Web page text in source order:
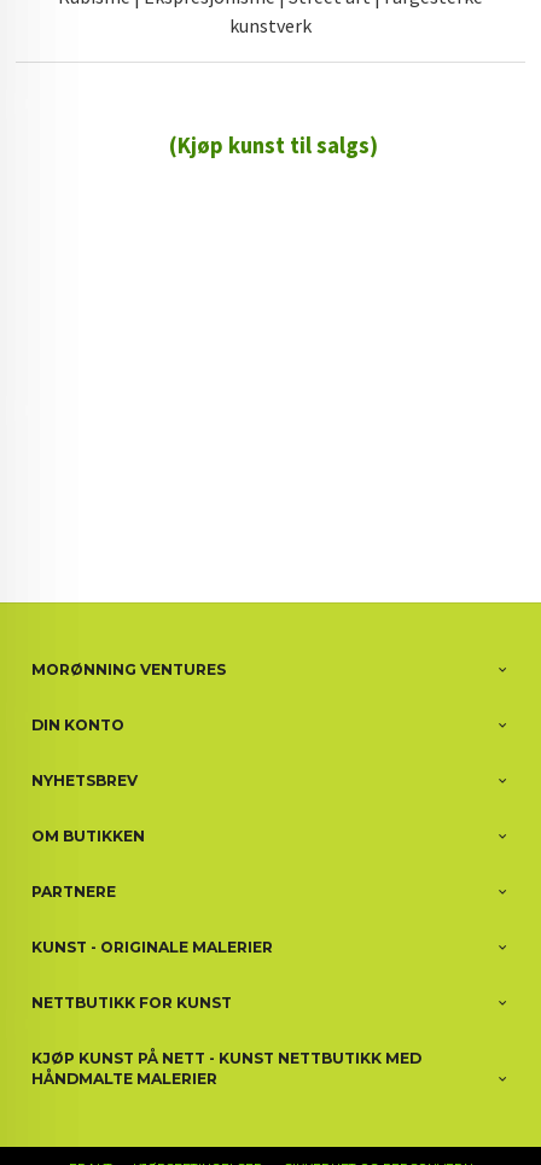
kunstverk
(Kjøp kunst til salgs)
MORØNNING VENTURES
DIN KONTO
NYHETSBREV
OM BUTIKKEN
PARTNERE
KUNST - ORIGINALE MALERIER
NETTBUTIKK FOR KUNST
KJØP KUNST PÅ NETT - KUNST NETTBUTIKK MED
HÅNDMALTE MALERIER